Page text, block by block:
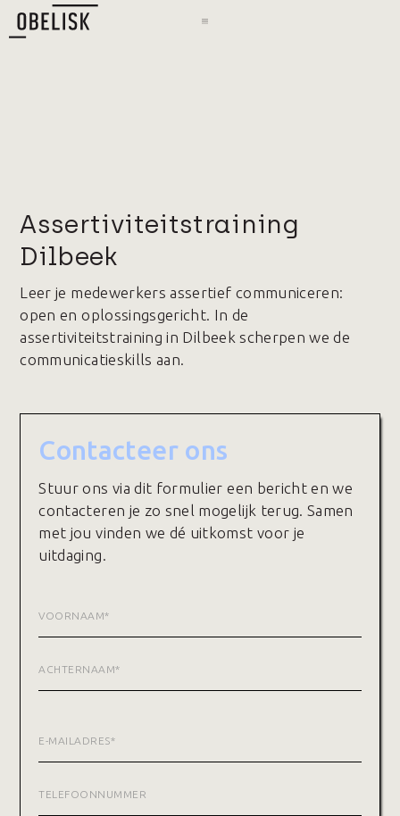
Assertiviteitstraining
Dilbeek
Leer je medewerkers assertief communiceren:
open en oplossingsgericht. In de
assertiviteitstraining in Dilbeek scherpen we de
communicatieskills aan.
Contacteer ons
Stuur ons via dit formulier een bericht en we
contacteren je zo snel mogelijk terug. Samen
met jou vinden we dé uitkomst voor je
uitdaging.